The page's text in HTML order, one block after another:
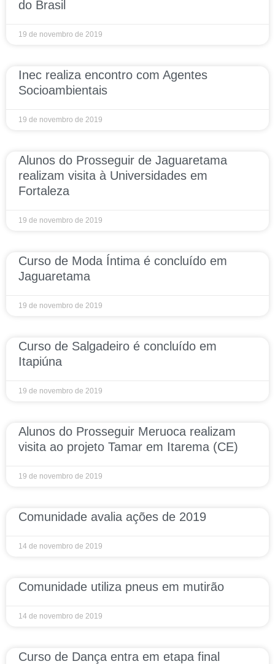
do Brasil
19 de novembro de 2019
Inec realiza encontro com Agentes
Socioambientais
19 de novembro de 2019
Alunos do Prosseguir de Jaguaretama
realizam visita à Universidades em
Fortaleza
19 de novembro de 2019
Curso de Moda Íntima é concluído em
Jaguaretama
19 de novembro de 2019
Curso de Salgadeiro é concluído em
Itapiúna
19 de novembro de 2019
Alunos do Prosseguir Meruoca realizam
visita ao projeto Tamar em Itarema (CE)
19 de novembro de 2019
Comunidade avalia ações de 2019
14 de novembro de 2019
Comunidade utiliza pneus em mutirão
14 de novembro de 2019
Curso de Dança entra em etapa final